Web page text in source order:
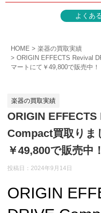
よくあ
HOME
楽器の買取実績
ORIGIN EFFECTS Revival
マートにて￥49,800で販売中！
楽器の買取実績
ORIGIN
Compact買取りま
￥49,800で販売中！
投稿日：2024年9月14日
ORIGIN